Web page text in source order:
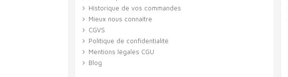
Historique de vos commandes
Mieux nous connaître
CGVS
Politique de confidentialité
Mentions légales CGU
Blog